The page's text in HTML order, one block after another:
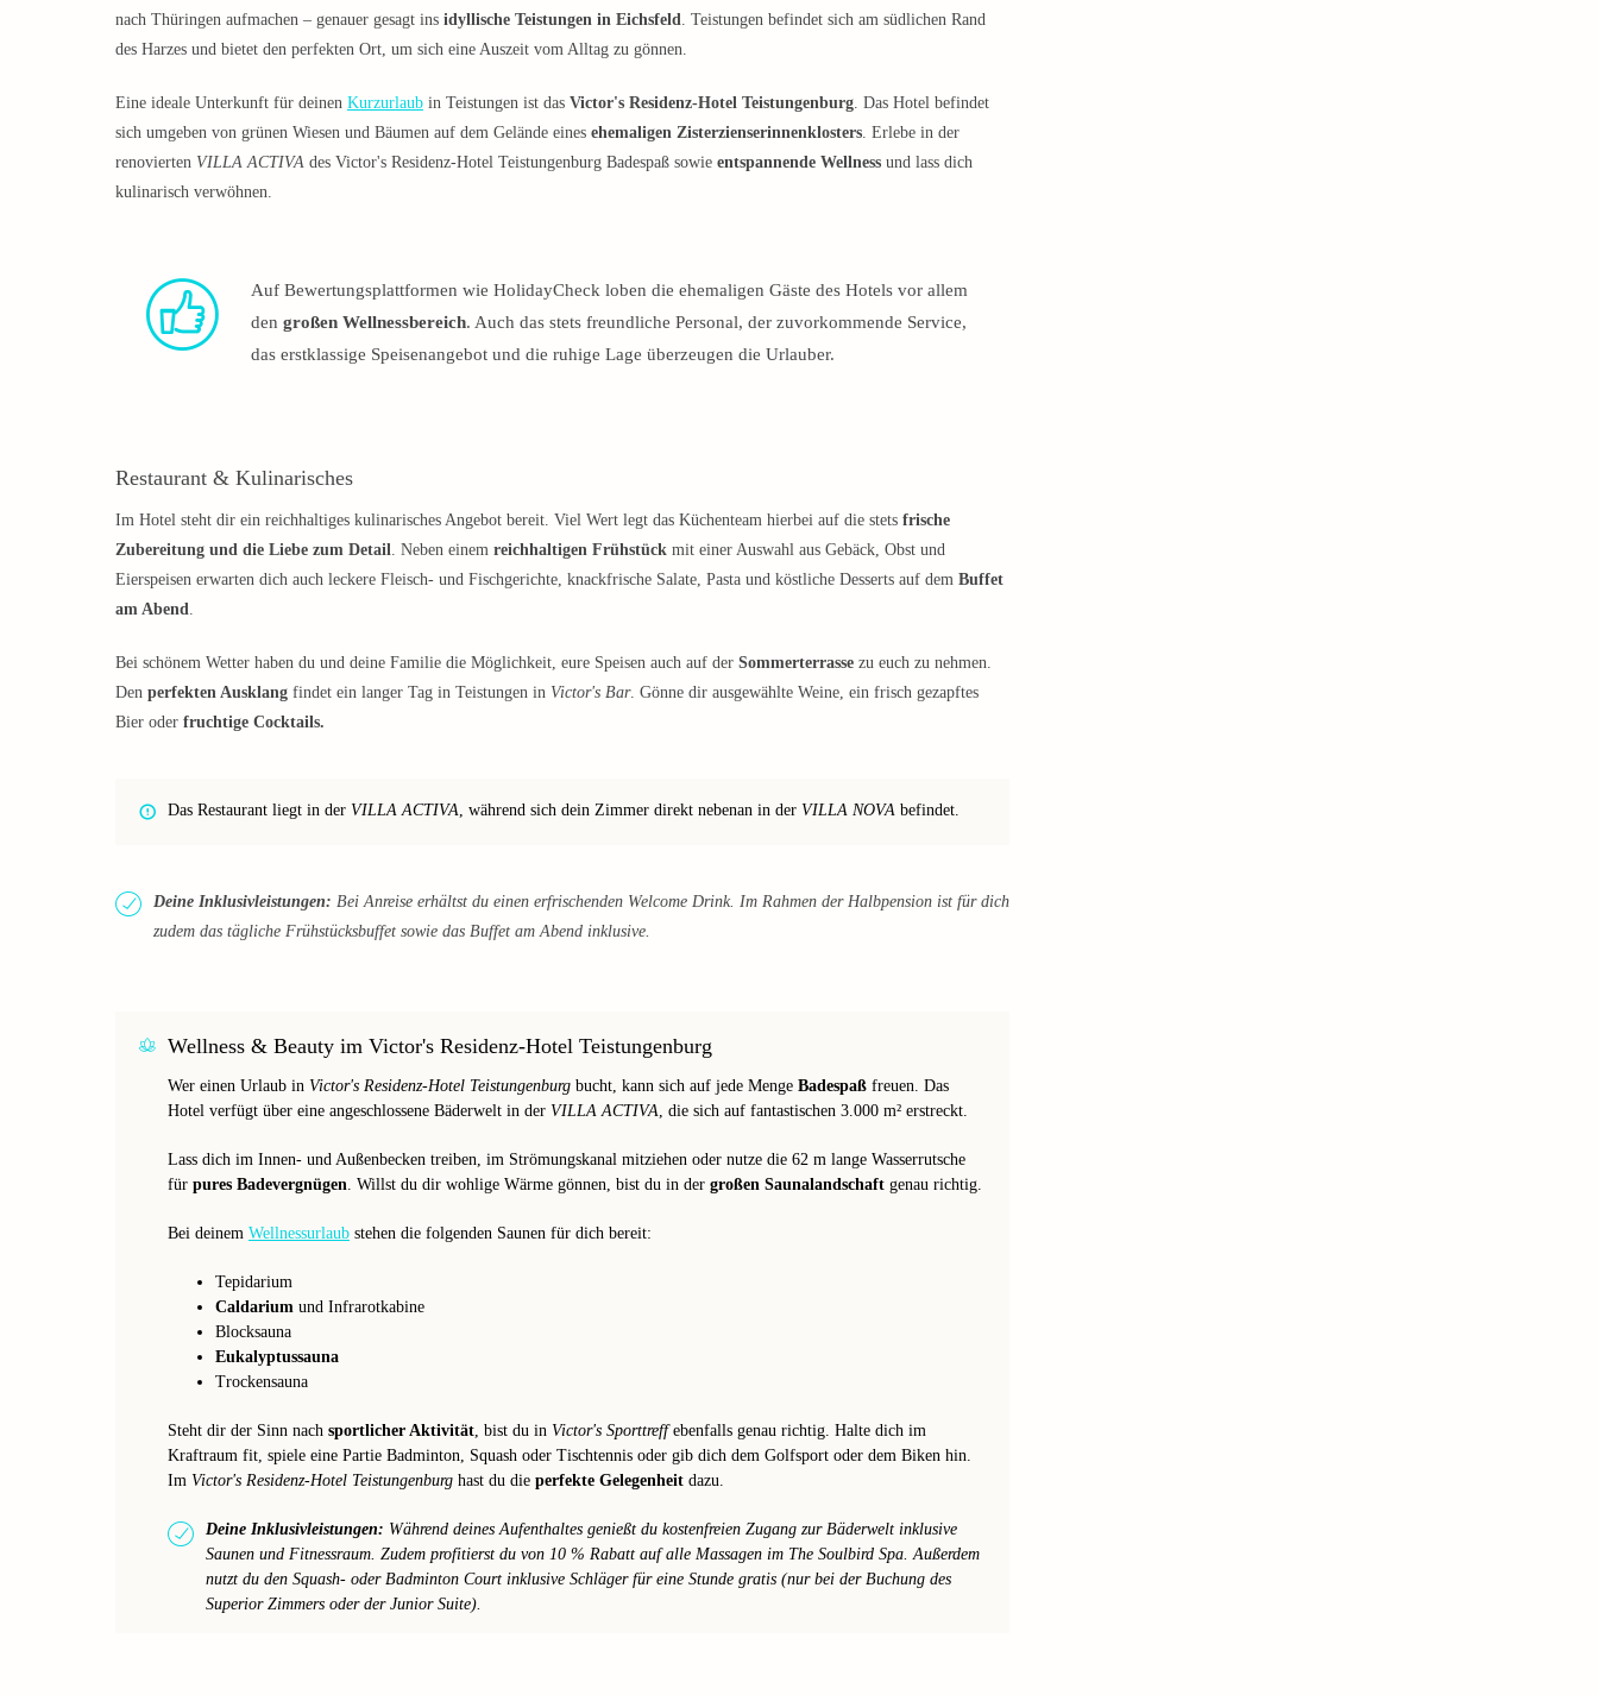
nach Thüringen aufmachen – genauer gesagt ins idyllische Teistungen in Eichsfeld
. Teistungen befindet sich am südlichen Rand
des Harzes und bietet den perfekten Ort, um sich eine Auszeit vom Alltag zu gönnen.
Eine ideale Unterkunft für deinen Kurzurlaub in Teistungen ist das Victor's Residenz-Hotel Teistungenburg . Das Hotel befindet
sich umgeben von grünen Wiesen und Bäumen auf dem Gelände eines ehemaligen Zisterzienserinnenklosters . Erlebe in der
renovierten VILLA ACTIVA des Victor's Residenz-Hotel Teistungenburg Badespaß sowie entspannende Wellness und lass dich
kulinarisch verwöhnen.
Auf Bewertungsplattformen wie HolidayCheck loben die ehemaligen Gäste des Hotels vor allem
den großen Wellnessbereich. Auch das stets freundliche Personal, der zuvorkommende Service,
das erstklassige Speisenangebot und die ruhige Lage überzeugen die Urlauber.
Restaurant & Kulinarisches
Im Hotel steht dir ein reichhaltiges kulinarisches Angebot bereit. Viel Wert legt das Küchenteam hierbei auf die stets frische
Zubereitung und die Liebe zum Detail
. Neben einem reichhaltigen Frühstück mit einer Auswahl aus Gebäck, Obst und
Eierspeisen erwarten dich auch leckere Fleisch- und Fischgerichte, knackfrische Salate, Pasta und köstliche Desserts auf dem Buffet
am Abend
Bei schönem Wetter haben du und deine Familie die Möglichkeit, eure Speisen auch auf der Sommerterrasse zu euch zu nehmen.
Den perfekten Ausklang findet ein langer Tag in Teistungen in Victor's Bar. Gönne dir ausgewählte Weine, ein frisch gezapftes
Bier oder fruchtige Cocktails.
Das Restaurant liegt in der VILLA ACTIVA , während sich dein Zimmer direkt nebenan in der VILLA NOVA befindet.
Deine Inklusivleistungen: Bei Anreise erhältst du einen erfrischenden Welcome Drink. Im Rahmen der Halbpension ist für dich
zudem das tägliche Frühstücksbuffet sowie das Buffet am Abend inklusive.
Wellness & Beauty im Victor's Residenz-Hotel Teistungenburg
Wer einen Urlaub in Victor's Residenz-Hotel Teistungenburg bucht, kann sich auf jede Menge Badespaß freuen. Das
Hotel verfügt über eine angeschlossene Bäderwelt in der VILLA ACTIVA , die sich auf fantastischen 3.000 m² erstreckt.
Lass dich im Innen- und Außenbecken treiben, im Strömungskanal mitziehen oder nutze die 62 m lange Wasserrutsche
für pures Badevergnügen . Willst du dir wohlige Wärme gönnen, bist du in der großen Saunalandschaft genau richtig.
Bei deinem Wellnessurlaub stehen die folgenden Saunen für dich bereit:
Tepidarium
Caldarium und Infrarotkabine
Blocksauna
Eukalyptussauna
Trockensauna
Steht dir der Sinn nach sportlicher Aktivität , bist du in Victor's Sporttreffebenfalls genau richtig. Halte dich im
Kraftraum fit, spiele eine Partie Badminton, Squash oder Tischtennis oder gib dich dem Golfsport oder dem Biken hin.
Im Victor's Residenz-Hotel Teistungenburg hast du die perfekte Gelegenheit dazu.
Deine Inklusivleistungen: Während deines Aufenthaltes genießt du kostenfreien Zugang zur Bäderwelt inklusive
Saunen und Fitnessraum. Zudem profitierst du von 10 % Rabatt auf alle Massagen im The Soulbird Spa. Außerdem
nutzt du den Squash- oder Badminton Court inklusive Schläger für eine Stunde gratis (nur bei der Buchung des
Superior Zimmers oder der Junior Suite).